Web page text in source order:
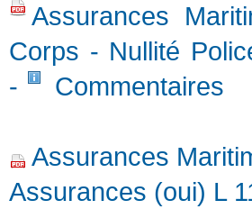
Assurances
Corps - Nullité
-
Commentaires
Assurances
Assurances (oui) L